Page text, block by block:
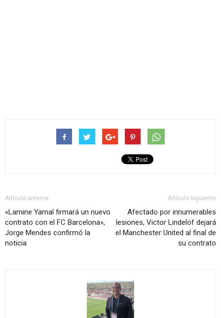
Artículo anterior
«Lamine Yamal firmará un nuevo
contrato con el FC Barcelona»,
Jorge Mendes confirmó la
noticia
Artículo siguiente
Afectado por innumerables
lesiones, Victor Lindelöf dejará
el Manchester United al final de
su contrato